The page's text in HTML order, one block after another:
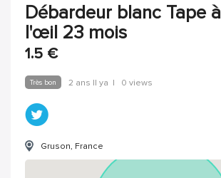
Débardeur blanc Tape à
l'œil 23 mois
1.5 €
Très bon 2 ans Il ya | 0 views
Gruson, France